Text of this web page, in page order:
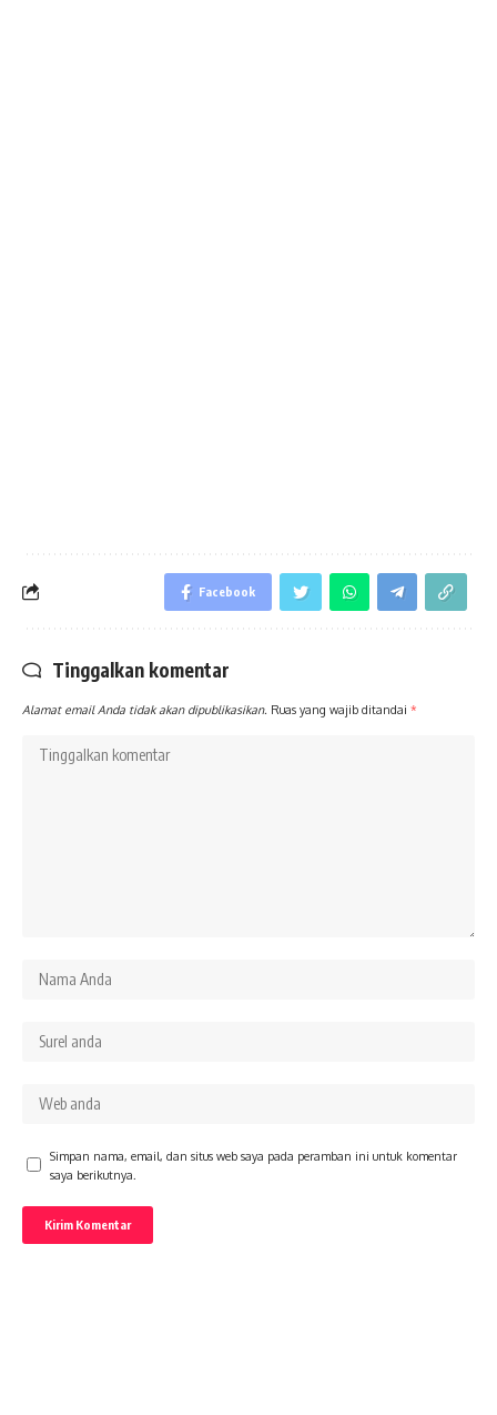
Facebook
Tinggalkan komentar
Alamat email Anda tidak akan dipublikasikan. Ruas yang wajib ditandai *
Simpan nama, email, dan situs web saya pada peramban ini untuk komentar
saya berikutnya.